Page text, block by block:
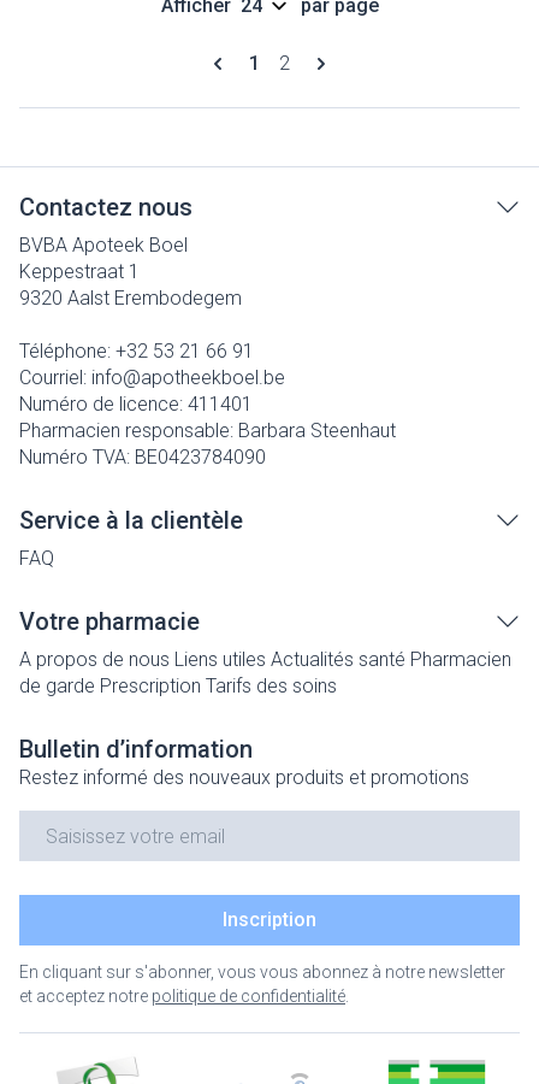
Pages
Vous lisez actuellement la page
1 Page
2
Afficher par page
Contactez nous
BVBA Apoteek Boel
Keppestraat 1
9320 Aalst Erembodegem
Téléphone: +32 53 21 66 91
Courriel: info@apotheekboel.be
Numéro de licence: 411401
Pharmacien responsable: Barbara Steenhaut
Numéro TVA: BE0423784090
Service à la clientèle
FAQ
Votre pharmacie
A propos de nous Liens utiles Actualités santé Pharmacien
de garde Prescription Tarifs des soins
Bulletin d’information
Restez informé des nouveaux produits et promotions
Inscription
En cliquant sur s'abonner, vous vous abonnez à notre newsletter
et acceptez notre politique de confidentialité